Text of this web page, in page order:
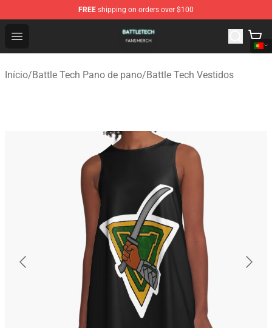
FREE shipping on orders over $100
Open menu
Battle Tech Shop - Official Battle Tech Merchandise Store
Início/Battle Tech Pano de pano/Battle Tech Vestidos